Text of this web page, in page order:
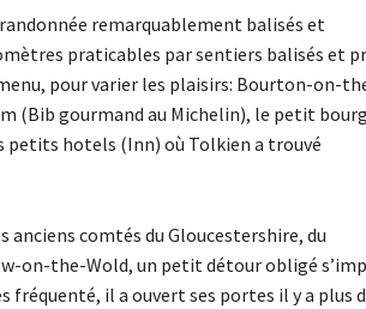
remarquablement balisés et
praticables par sentiers balisés et
pour varier les plaisirs: Bourton-on-
(Bib gourmand au Michelin), le petit bourg
petits hotels (Inn) où Tolkien a trouvé
comtés du Gloucestershire, du
on-the-Wold, un petit détour obligé
il a ouvert ses portes il y a plus